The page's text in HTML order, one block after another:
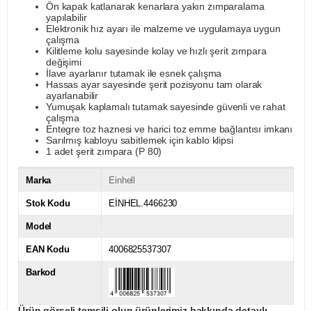
Ön kapak katlanarak kenarlara yakın zımparalama
yapılabilir
Elektronik hız ayarı ile malzeme ve uygulamaya uygun
çalışma
Kilitleme kolu sayesinde kolay ve hızlı şerit zımpara
değişimi
İlave ayarlanır tutamak ile esnek çalışma
Hassas ayar sayesinde şerit pozisyonu tam olarak
ayarlanabilir
Yumuşak kaplamalı tutamak sayesinde güvenli ve rahat
çalışma
Entegre toz haznesi ve harici toz emme bağlantısı imkanı
Sarılmış kabloyu sabitlemek için kablo klipsi
1 adet şerit zımpara (P 80)
Marka Einhell
Stok Kodu EİNHEL.4466230
Model
EAN Kodu 4006825537307
Barkod